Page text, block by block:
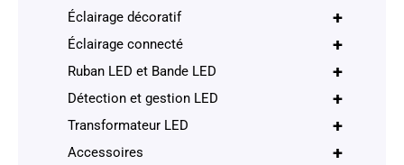
+
Éclairage décoratif
+
Éclairage connecté
+
Ruban LED et Bande LED
+
Détection et gestion LED
+
Transformateur LED
+
Accessoires